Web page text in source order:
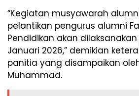
“Kegiatan musyawarah
pelantikan pengurus alumni
Pendidikan akan dilaksanakan
Januari 2026,” demikian
panitia yang disampaikan
Muhammad.